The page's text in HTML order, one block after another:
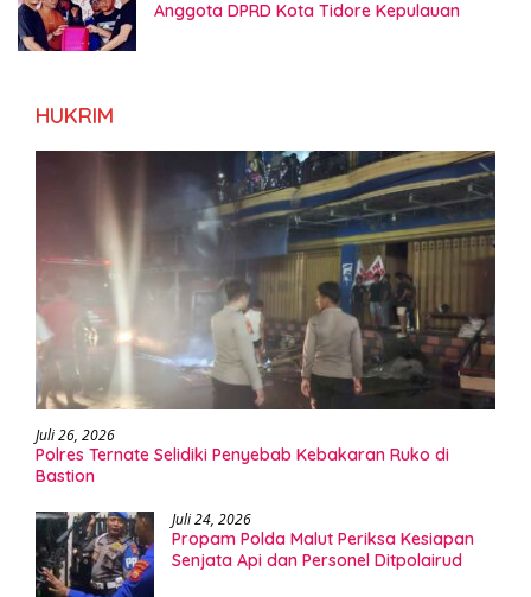
Anggota DPRD Kota Tidore Kepulauan
HUKRIM
Juli 26, 2026
Polres Ternate Selidiki Penyebab Kebakaran Ruko di
Bastion
Juli 24, 2026
Propam Polda Malut Periksa Kesiapan
Senjata Api dan Personel Ditpolairud